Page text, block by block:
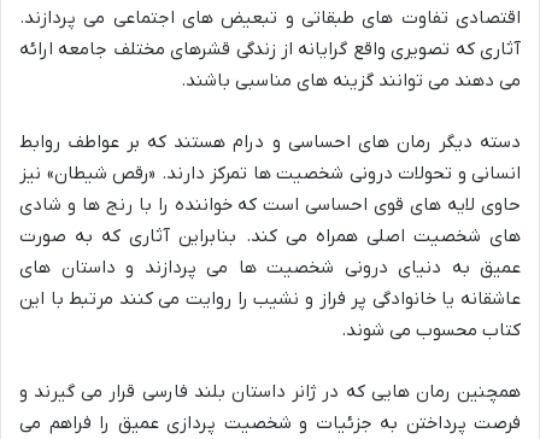
اقتصادی تفاوت های طبقاتی و تبعیض های اجتماعی می پردازند.
آثاری که تصویری واقع گرایانه از زندگی قشرهای مختلف جامعه ارائه
می دهند می توانند گزینه های مناسبی باشند.
دسته دیگر رمان های احساسی و درام هستند که بر عواطف روابط
انسانی و تحولات درونی شخصیت ها تمرکز دارند. «رقص شیطان» نیز
حاوی لایه های قوی احساسی است که خواننده را با رنج ها و شادی
های شخصیت اصلی همراه می کند. بنابراین آثاری که به صورت
عمیق به دنیای درونی شخصیت ها می پردازند و داستان های
عاشقانه یا خانوادگی پر فراز و نشیب را روایت می کنند مرتبط با این
کتاب محسوب می شوند.
همچنین رمان هایی که در ژانر داستان بلند فارسی قرار می گیرند و
فرصت پرداختن به جزئیات و شخصیت پردازی عمیق را فراهم می